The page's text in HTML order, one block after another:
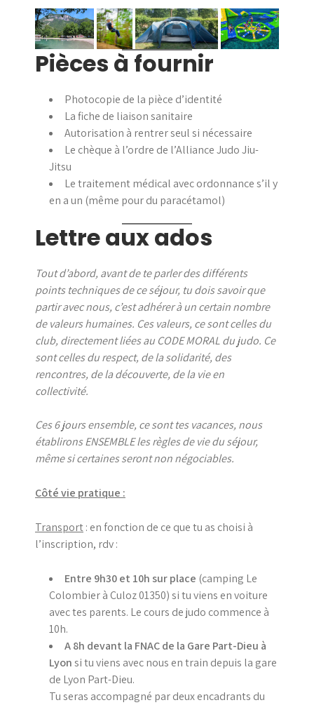
Pièces à fournir
Photocopie de la pièce d’identité
La fiche de liaison sanitaire
Autorisation à rentrer seul si nécessaire
Le chèque à l’ordre de l’Alliance Judo Jiu-
Jitsu
Le traitement médical avec ordonnance s’il y
en a un (même pour du paracétamol)
Lettre aux ados
Tout d’abord, avant de te parler des différents
points techniques de ce séjour, tu dois savoir que
partir avec nous, c’est adhérer à un certain nombre
de valeurs humaines. Ces valeurs, ce sont celles du
club, directement liées au CODE MORAL du judo. Ce
sont celles du respect, de la solidarité, des
rencontres, de la découverte, de la vie en
collectivité.
Ces 6 jours ensemble, ce sont tes vacances, nous
établirons ENSEMBLE les règles de vie du séjour,
même si certaines seront non négociables.
Côté vie pratique :
Transport: en fonction de ce que tu as choisi à
l’inscription, rdv :
Entre 9h30 et 10h sur place (camping Le
Colombier à Culoz 01350) si tu viens en voiture
avec tes parents. Le cours de judo commence à
10h.
A 8h devant la FNAC de la Gare Part-Dieu à
Lyonsi tu viens avec nous en train depuis la gare
de Lyon Part-Dieu.
Tu seras accompagné par deux encadrants du